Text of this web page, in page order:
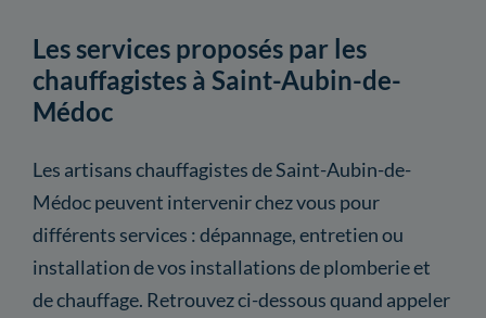
Les services proposés par les
chauffagistes à Saint-Aubin-de-
Médoc
Les artisans chauffagistes de Saint-Aubin-de-
Médoc peuvent intervenir chez vous pour
différents services : dépannage, entretien ou
installation de vos installations de plomberie et
de chauffage. Retrouvez ci-dessous quand appeler